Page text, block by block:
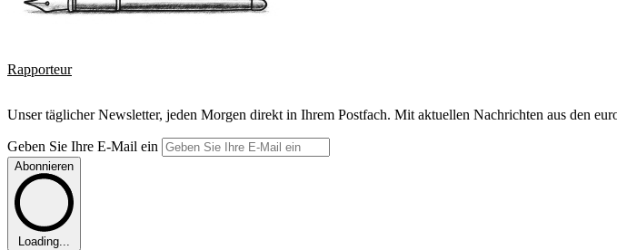
Rapporteur
Unser täglicher Newsletter, jeden Morgen direkt in Ihrem Postfach. Mit aktuellen Nachrichten aus den
Geben Sie Ihre E-Mail ein
Abonnieren
Loading...